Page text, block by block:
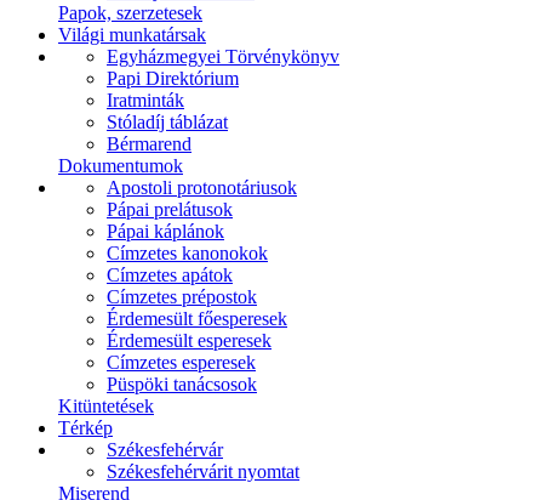
Papok, szerzetesek
Világi munkatársak
Egyházmegyei Törvénykönyv
Papi Direktórium
Iratminták
Stóladíj táblázat
Bérmarend
Dokumentumok
Apostoli protonotáriusok
Pápai prelátusok
Pápai káplánok
Címzetes kanonokok
Címzetes apátok
Címzetes prépostok
Érdemesült főesperesek
Érdemesült esperesek
Címzetes esperesek
Püspöki tanácsosok
Kitüntetések
Térkép
Székesfehérvár
Székesfehérvárit nyomtat
Miserend